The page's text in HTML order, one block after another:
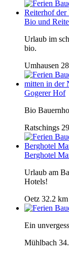
Bio und
Urlaub im
bio.
Umhausen
Gogerer Hof
Bio
Ratschings
Berghotel
Urlaub am
Hotels!
Oetz 32.2 km
Ein
Mühlbach